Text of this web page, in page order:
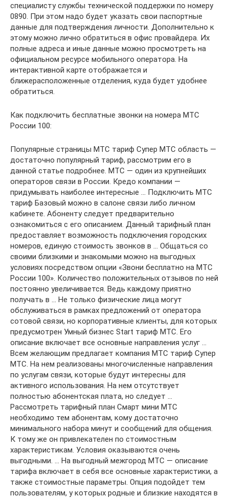
специалисту службы технической поддержки по номеру
0890. При этом надо будет указать свои паспортные
данные для подтверждения личности. Дополнительно к
этому можно лично обратиться в офис провайдера. Их
полные адреса и иные данные можно просмотреть на
официальном ресурсе мобильного оператора. На
интерактивной карте отображается и
ближерасположенные отделения, куда будет удобнее
обратиться.
Как подключить бесплатные звонки на номера МТС
России 100:
Популярные страницы МТС тариф Супер МТС область —
достаточно популярный тариф, рассмотрим его в
данной статье подробнее. МТС — один из крупнейших
операторов связи в России. Кредо компании —
придумывать наиболее интересные … Подключить МТС
тариф Базовый можно в салоне связи либо личном
кабинете. Абоненту следует предварительно
ознакомиться с его описанием. Данный тарифный план
предоставляет возможность подключения городских
номеров, единую стоимость звонков в … Общаться со
своими близкими и знакомыми можно на выгодных
условиях посредством опции «Звони бесплатно на МТС
России 100». Количество положительных отзывов по ней
постоянно увеличивается. Ведь каждому приятно
получать в … Не только физические лица могут
обслуживаться в рамках предложений от оператора
сотовой связи, но корпоративные клиенты, для которых
предусмотрен Умный бизнес Start тариф МТС. Его
описание включает все основные направления услуг …
Всем желающим предлагает компания МТС тариф Супер
МТС. На нем реализованы многочисленные направления
по услугам связи, которые будут интересны для
активного использования. На нем отсутствует
полностью абонентская плата, но следует …
Рассмотреть тарифный план Смарт мини МТС
необходимо тем абонентам, кому достаточно
минимального набора минут и сообщений для общения.
К тому же он привлекателен по стоимостным
характеристикам. Условия оказываются очень
выгодными. … На выгодный межгород МТС — описание
тарифа включает в себя все основные характеристики, а
также стоимостные параметры. Опция подойдет тем
пользователям, у которых родные и близкие находятся в